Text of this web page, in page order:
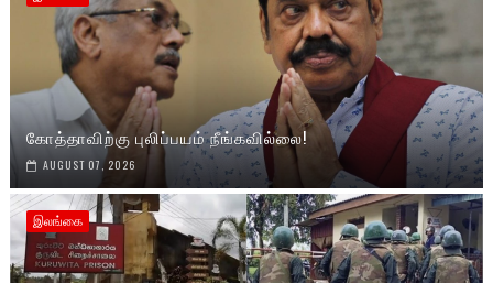
கோத்தாவிற்கு புலிப்பயம் நீங்கவில்லை!
AUGUST 07, 2026
இலங்கை